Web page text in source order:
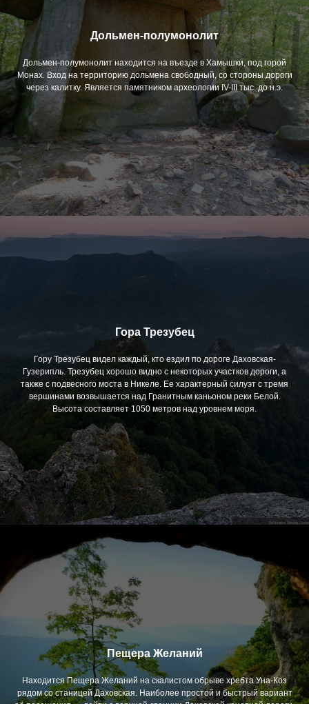
Дольмен-полумонолит
Дольмен-полумонолит находится на въезде в Хамышки, под горой
Монах. Вход на территорию дольмена свободный, со стороны дороги
через калитку. Является памятником археологии IV-III тыс. до н.э.
Гора Трезубец
Гору Трезубец видел каждый, кто ездил по дороге Даховская-
Гузерипль. Трезубец хорошо видно с некоторых участков дороги, а
также с подвесного моста в Никеле. Ее характерный силуэт с тремя
вершинами возвышается над Гранитным каньоном реки Белой.
Высота составляет 1050 метров над уровнем моря.
Пещера Желаний
Находится Пещера Желаний на скалистом обрыве хребта Уна-Коз
рядом со станицей Даховская. Наиболее простой и быстрый вариант
Контакты
Написать нам!!!
grafstvo.fortuna@yandex.ru
+7(928) 669-65-
29